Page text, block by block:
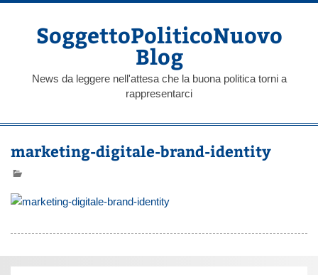
Skip
SoggettoPoliticoNuovo
Blog
News da leggere nell'attesa che la buona politica torni a
rappresentarci
marketing-digitale-brand-identity